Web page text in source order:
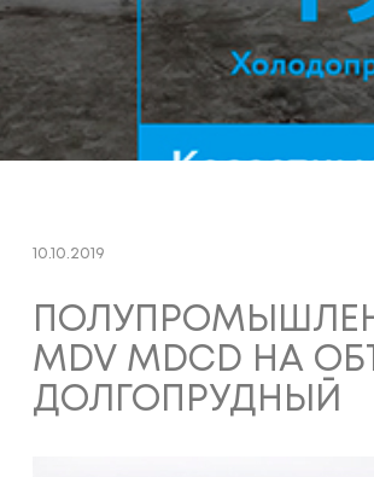
10.10.2019
MDV MDCD НА
ДОЛГОПРУДНЫЙ